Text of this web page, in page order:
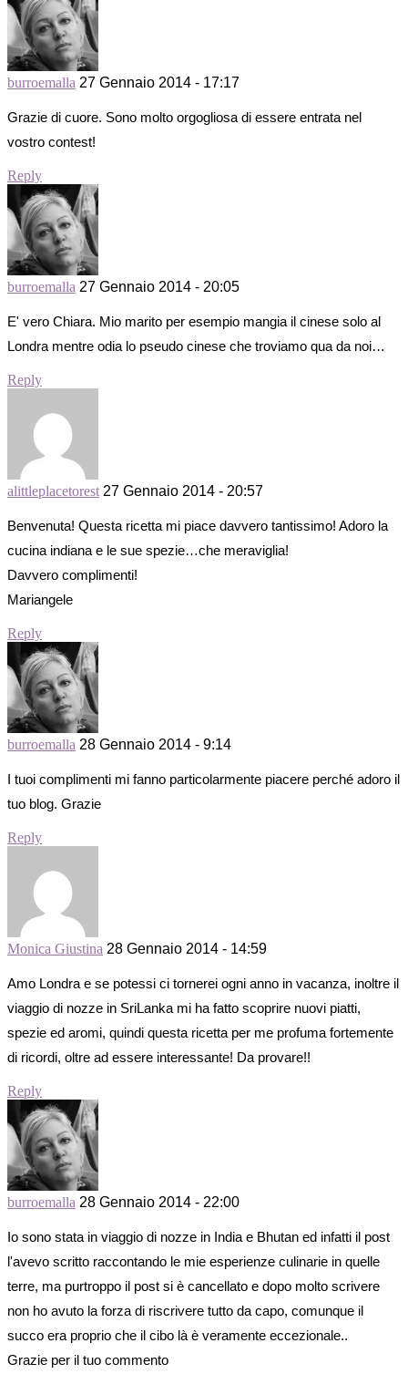
burroemalla 27 Gennaio 2014 - 17:17
Grazie di cuore. Sono molto orgogliosa di essere entrata nel
vostro contest!
Reply
burroemalla 27 Gennaio 2014 - 20:05
E' vero Chiara. Mio marito per esempio mangia il cinese solo al
Londra mentre odia lo pseudo cinese che troviamo qua da noi…
Reply
alittleplacetorest 27 Gennaio 2014 - 20:57
Benvenuta! Questa ricetta mi piace davvero tantissimo! Adoro la
cucina indiana e le sue spezie…che meraviglia!
Davvero complimenti!
Mariangele
Reply
burroemalla 28 Gennaio 2014 - 9:14
I tuoi complimenti mi fanno particolarmente piacere perché adoro il
tuo blog. Grazie
Reply
Monica Giustina 28 Gennaio 2014 - 14:59
Amo Londra e se potessi ci tornerei ogni anno in vacanza, inoltre il
viaggio di nozze in SriLanka mi ha fatto scoprire nuovi piatti,
spezie ed aromi, quindi questa ricetta per me profuma fortemente
di ricordi, oltre ad essere interessante! Da provare!!
Reply
burroemalla 28 Gennaio 2014 - 22:00
Io sono stata in viaggio di nozze in India e Bhutan ed infatti il post
l'avevo scritto raccontando le mie esperienze culinarie in quelle
terre, ma purtroppo il post si è cancellato e dopo molto scrivere
non ho avuto la forza di riscrivere tutto da capo, comunque il
succo era proprio che il cibo là è veramente eccezionale..
Grazie per il tuo commento